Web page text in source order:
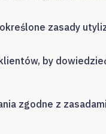
zasady
by
zgodne z